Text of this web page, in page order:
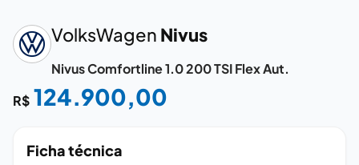
VolksWagen Nivus
Nivus Comfortline 1.0 200 TSI Flex Aut.
R$ 124.900,00
Ficha técnica